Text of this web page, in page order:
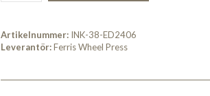
Artikelnummer: INK-38-ED2406
Leverantör:Ferris Wheel Press